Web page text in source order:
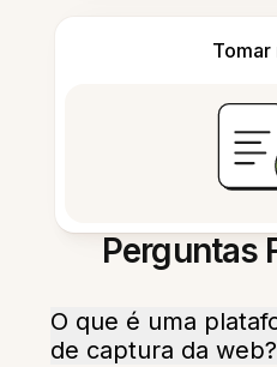
Tomar
Perguntas
O que é uma
de captura da web?